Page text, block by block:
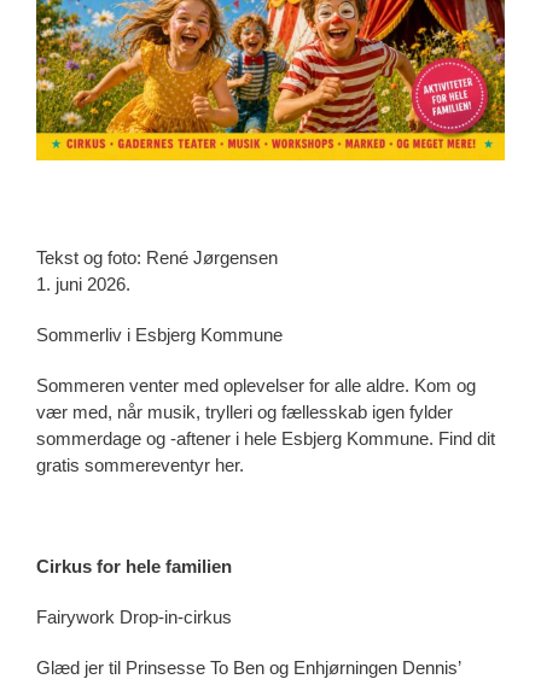
Tekst og foto: René Jørgensen
1. juni 2026.
Sommerliv i Esbjerg Kommune
Sommeren venter med oplevelser for alle aldre. Kom og
vær med, når musik, trylleri og fællesskab igen fylder
sommerdage og -aftener i hele Esbjerg Kommune. Find dit
gratis sommereventyr her.
Cirkus for hele familien
Fairywork Drop-in-cirkus
Glæd jer til Prinsesse To Ben og Enhjørningen Dennis’